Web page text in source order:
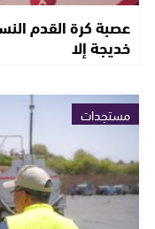
عصبة كرة القدم
خديجة إلا
مستجدات